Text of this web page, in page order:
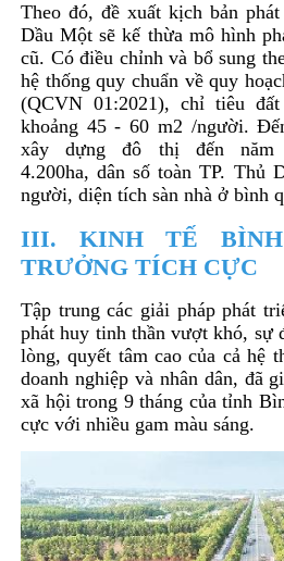
Theo đó, đề xuất kịch bản
Dầu Một sẽ kế thừa mô hình
cũ. Có điều chỉnh và bổ sung
hệ thống quy chuẩn về quy
(QCVN 01:2021), chỉ tiêu
khoảng 45 - 60 m2 /người.
xây dựng đô thị đến năm
4.200ha, dân số toàn TP. Thủ
người, diện tích sàn nhà ở bình
III. KINH TẾ BÌNH
TRƯỞNG TÍCH CỰC
Tập trung các giải pháp phát
phát huy tinh thần vượt khó, sự
lòng, quyết tâm cao của cả hệ
doanh nghiệp và nhân dân, đã
xã hội trong 9 tháng của tỉnh
cực với nhiều gam màu sáng.